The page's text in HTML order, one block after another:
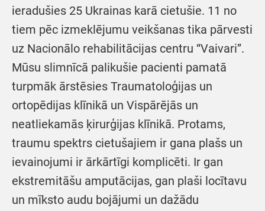
ieradušies 25 Ukrainas karā cietušie. 11 no
tiem pēc izmeklējumu veikšanas tika pārvesti
uz Nacionālo rehabilitācijas centru “Vaivari”.
Mūsu slimnīcā palikušie pacienti pamatā
turpmāk ārstēsies Traumatoloģijas un
ortopēdijas klīnikā un Vispārējās un
neatliekamās ķirurģijas klīnikā. Protams,
traumu spektrs cietušajiem ir gana plašs un
ievainojumi ir ārkārtīgi komplicēti. Ir gan
ekstremitāšu amputācijas, gan plaši locītavu
un mīksto audu bojājumi un dažādu